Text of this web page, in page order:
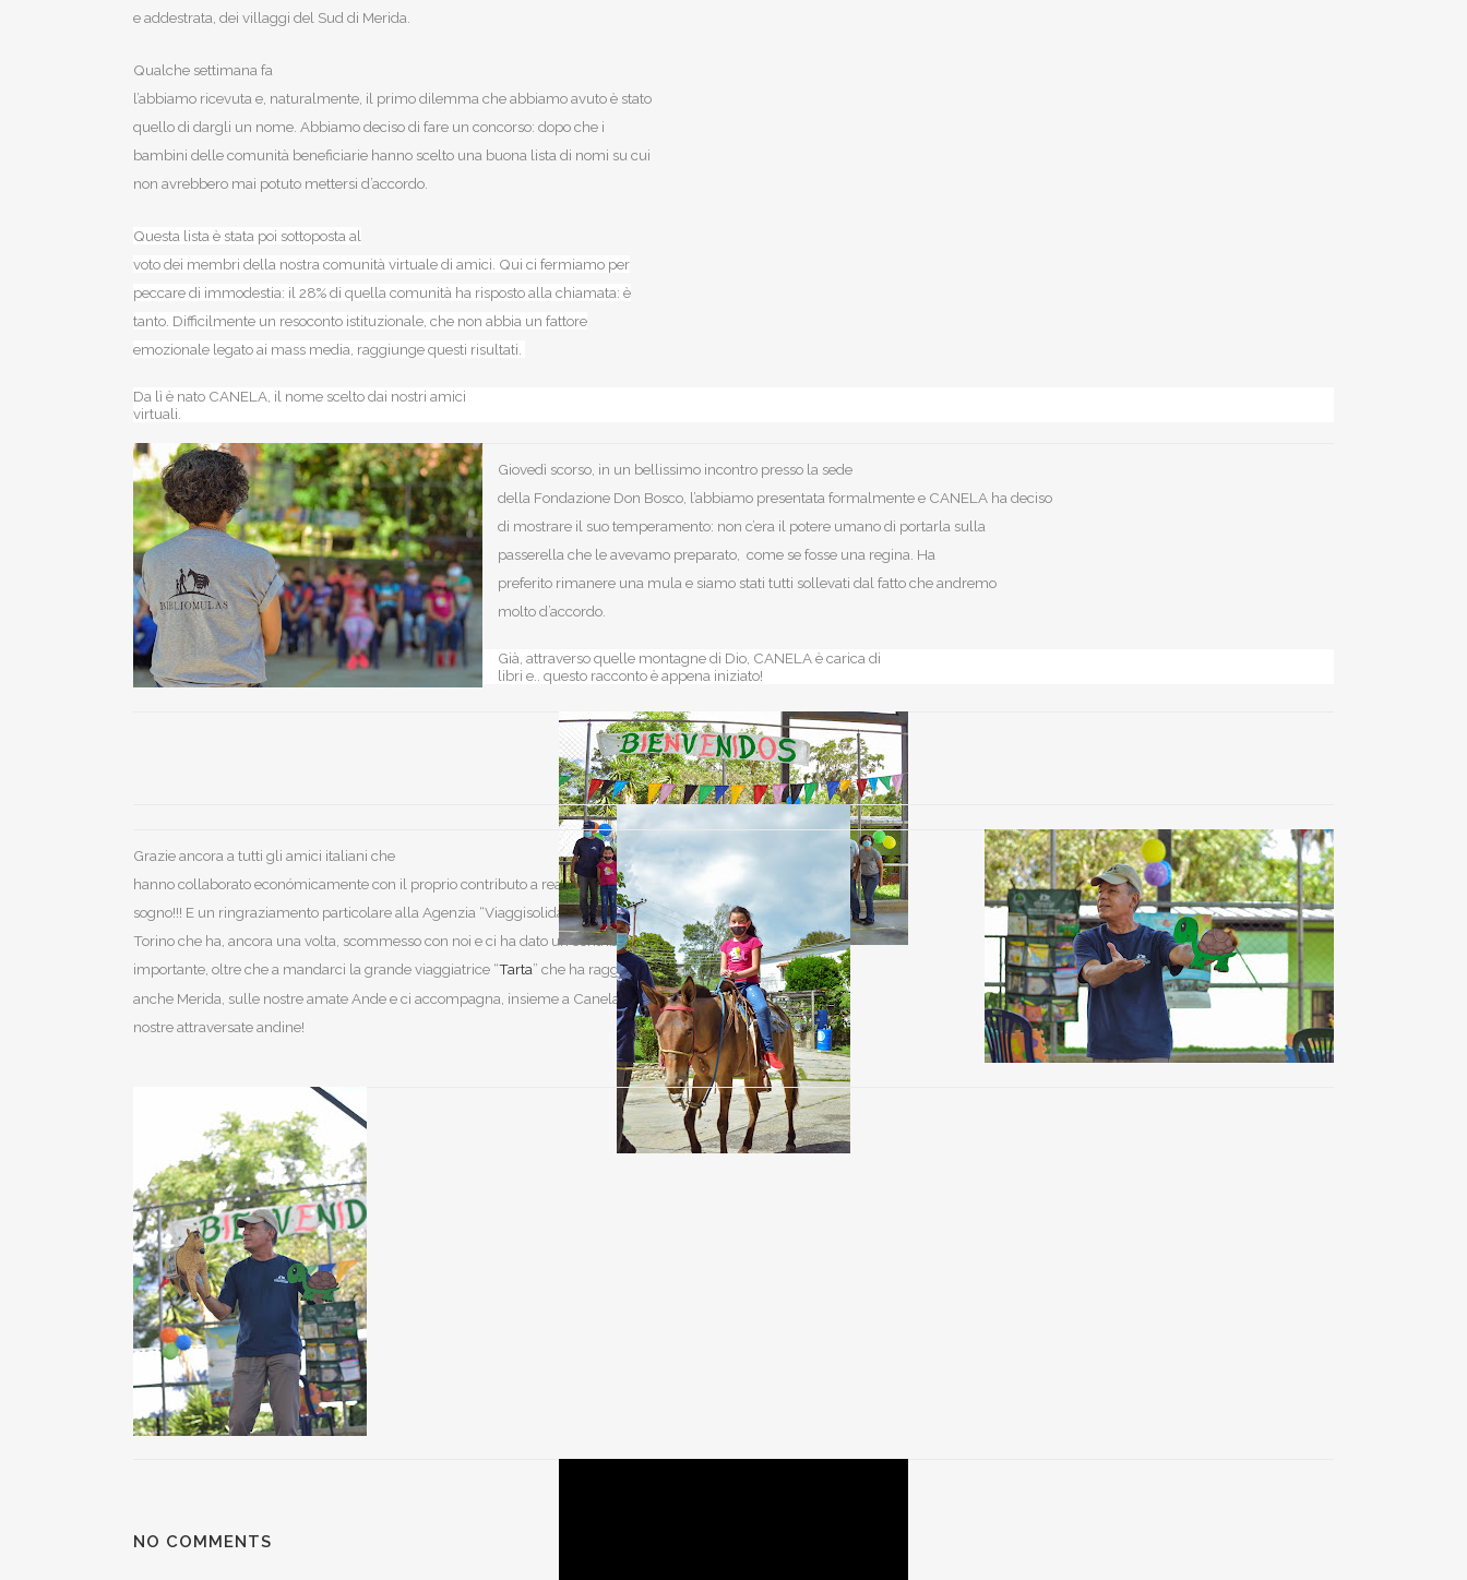
e addestrata, dei villaggi del Sud di Merida.
Qualche settimana fa
l’abbiamo ricevuta e, naturalmente, il primo dilemma che abbiamo avuto è stato
quello di dargli un nome. Abbiamo deciso di fare un concorso: dopo che i
bambini delle comunità beneficiarie hanno scelto una buona lista di nomi su cui
non avrebbero mai potuto mettersi d’accordo.
Questa lista è stata poi sottoposta al
voto dei membri della nostra comunità virtuale di amici. Qui ci fermiamo per
peccare di immodestia: il 28% di quella comunità ha risposto alla chiamata: è
tanto. Difficilmente un resoconto istituzionale, che non abbia un fattore
emozionale legato ai mass media, raggiunge questi risultati.
Da lì è nato CANELA, il nome scelto dai nostri amici
virtuali.
Giovedì scorso, in un bellissimo incontro presso la sede
della Fondazione Don Bosco, l’abbiamo presentata formalmente e CANELA ha deciso
di mostrare il suo temperamento: non c’era il potere umano di portarla sulla
passerella che le avevamo preparato, come se fosse una regina. Ha
preferito rimanere una mula e siamo stati tutti sollevati dal fatto che andremo
molto d’accordo.
Già, attraverso quelle montagne di Dio, CANELA è carica di
libri e.. questo racconto è appena iniziato!
Grazie ancora a tutti gli amici italiani che
hanno collaborato económicamente con il proprio contributo a realizzare questo
sogno!!! E un ringraziamento particolare alla Agenzia “Viaggisolidali” di
Torino che ha, ancora una volta, scommesso con noi e ci ha dato un contributo
importante, oltre che a mandarci la grande viaggiatrice “Tarta” che ha raggiunto
anche Merida , sulle nostre amate Ande e ci accompagna, insieme a Canela, nelle
nostre attraversate andine!
NO COMMENTS